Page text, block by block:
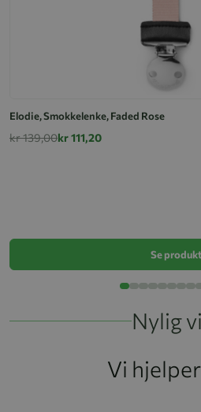
Elodie, Smokkelenke, Faded Rose
kr 139,00kr 111,20
Se produkt
Nylig
Vi